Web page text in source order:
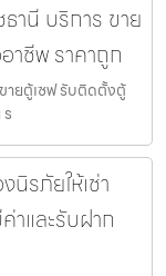
านี บริการ ขาย
าชีพ ราคาถูก
ายตู้เซฟ รับติดตั้งตู้
รภัยให้เช่า
าและรับฝาก